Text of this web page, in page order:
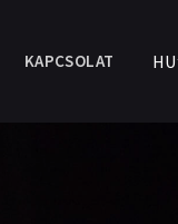
KAPCSOLAT HU